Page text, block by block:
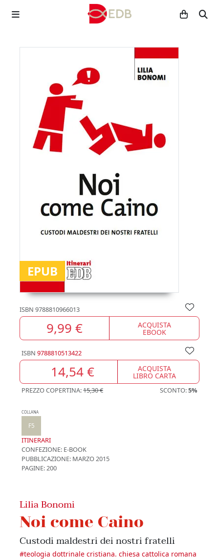
EPUB
ISBN 9788810966013
9,99 € ACQUISTA
EBOOK
ISBN 9788810513422
14,54 € ACQUISTA
LIBRO CARTA
PREZZO COPERTINA:15,30 € SCONTO:5%
COLLANA
F5
ITINERARI
CONFEZIONE: E-BOOK
PUBBLICAZIONE: MARZO 2015
PAGINE: 200
Lilia Bonomi
Noi come Caino
Custodi maldestri dei nostri fratelli
#teologia dottrinale cristiana. chiesa cattolica romana